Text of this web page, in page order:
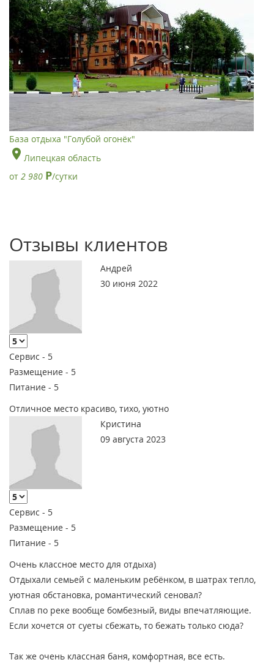
База отдыха "Голубой огонёк"
Липецкая область
от 2 980 Р/сутки
Отзывы клиентов
Андрей
30 июня 2022
Сервис - 5
Размещение - 5
Питание - 5
Отличное место красиво, тихо, уютно
Кристина
09 августа 2023
Сервис - 5
Размещение - 5
Питание - 5
Очень классное место для отдыха)
Отдыхали семьей с маленьким ребёнком, в шатрах тепло,
уютная обстановка, романтический сеновал?
Сплав по реке вообще бомбезный, виды впечатляющие.
Если хочется от суеты сбежать, то бежать только сюда?
Так же очень классная баня, комфортная, все есть.